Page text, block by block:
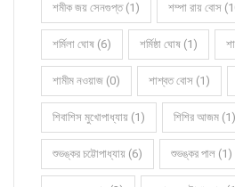
শমীক জয় সেনগুপ্ত (1) শম্পা রায় বোস
শর্মিলা ঘোষ (6) শর্মিষ্ঠা ঘোষ (1)
শামীম নওয়াজ (0) শাশ্বত বোস (1)
শিবাশিস মুখোপাধ্যায় (1) শিশির আজম (1)
শুভঙ্কর চট্টোপাধ্যায় (6) শুভঙ্কর পাল (1)